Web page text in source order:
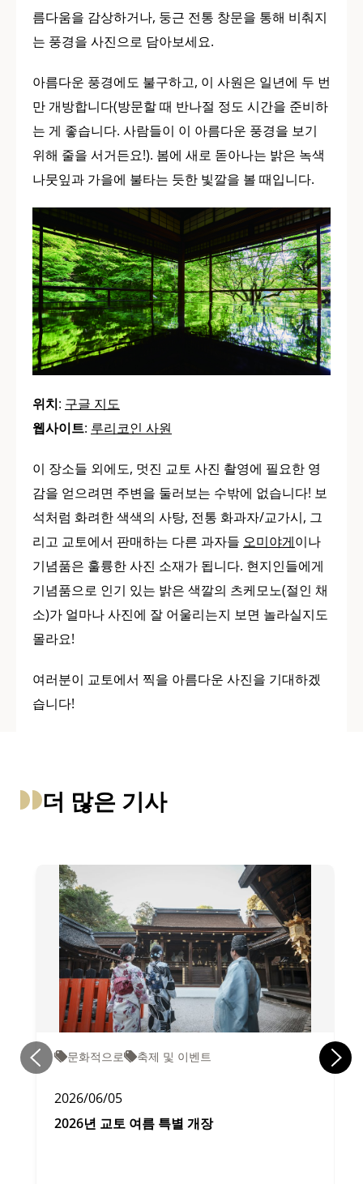
름다움을 감상하거나, 둥근 전통 창문을 통해 비춰지
는 풍경을 사진으로 담아보세요.
아름다운 풍경에도 불구하고, 이 사원은 일년에 두 번
만 개방합니다(방문할 때 반나절 정도 시간을 준비하
는 게 좋습니다. 사람들이 이 아름다운 풍경을 보기
위해 줄을 서거든요!). 봄에 새로 돋아나는 밝은 녹색
나뭇잎과 가을에 불타는 듯한 빛깔을 볼 때입니다.
위치: 구글 지도
웹사이트: 루리코인 사원
이 장소들 외에도, 멋진 교토 사진 촬영에 필요한 영
감을 얻으려면 주변을 둘러보는 수밖에 없습니다! 보
석처럼 화려한 색색의 사탕, 전통 화과자/교가시, 그
리고 교토에서 판매하는 다른 과자들 오미야게이나
기념품은 훌륭한 사진 소재가 됩니다. 현지인들에게
기념품으로 인기 있는 밝은 색깔의 츠케모노(절인 채
소)가 얼마나 사진에 잘 어울리는지 보면 놀라실지도
몰라요!
여러분이 교토에서 찍을 아름다운 사진을 기대하겠
습니다!
더 많은 기사
문화적으로 축제 및 이벤트
2026/06/05
2026년 교토 여름 특별 개장